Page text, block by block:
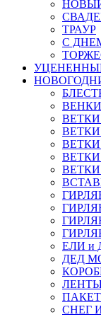
ТРАУР
С
ЕЛИ и
ДЕД
СНЕГ